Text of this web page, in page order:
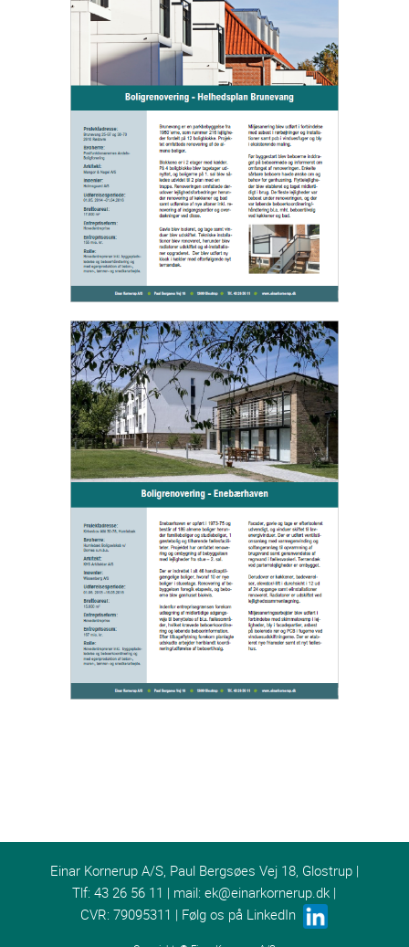
Einar Kornerup A/S, Paul Bergsøes Vej 18, Glostrup |
Tlf: 43 26 56 11 | mail:ek@einarkornerup.dk |
CVR: 79095311 | Følg os på LinkedIn